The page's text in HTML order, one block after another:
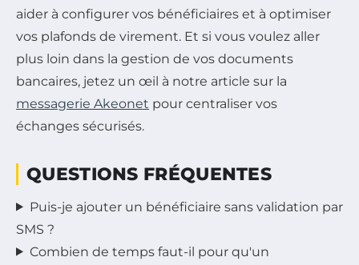
aider à configurer vos bénéficiaires et à optimiser
vos plafonds de virement. Et si vous voulez aller
plus loin dans la gestion de vos documents
bancaires, jetez un œil à notre article sur la
messagerie Akeonet pour centraliser vos
échanges sécurisés.
QUESTIONS FRÉQUENTES
Puis-je ajouter un bénéficiaire sans validation par
SMS ?
Combien de temps faut-il pour qu'un